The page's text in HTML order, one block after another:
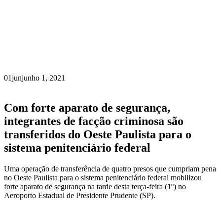
01junjunho 1, 2021
Com forte aparato de segurança,
integrantes de facção criminosa são
transferidos do Oeste Paulista para o
sistema penitenciário federal
Uma operação de transferência de quatro presos que cumpriam pena
no Oeste Paulista para o sistema penitenciário federal mobilizou
forte aparato de segurança na tarde desta terça-feira (1º) no
Aeroporto Estadual de Presidente Prudente (SP).